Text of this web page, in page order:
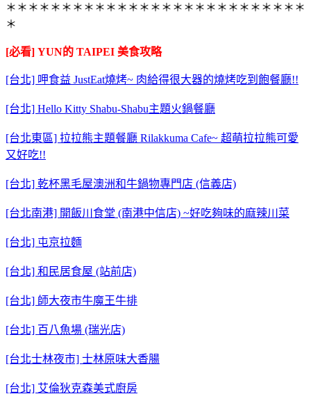
＊＊＊＊＊＊＊＊＊＊＊＊＊＊＊＊＊＊＊＊＊＊＊＊＊＊＊
＊
[必看] YUN的 TAIPEI 美食攻略
[台北] 呷食益 JustEat燒烤~ 肉給得很大器的燒烤吃到飽餐廳!!
[台北] Hello Kitty Shabu-Shabu主題火鍋餐廳
[台北東區] 拉拉熊主題餐廳 Rilakkuma Cafe~ 超萌拉拉熊可愛
又好吃!!
[台北] 乾杯黑毛屋澳洲和牛鍋物專門店 (信義店)
[台北南港] 開飯川食堂 (南港中信店) ~好吃夠味的麻辣川菜
[台北] 屯京拉麵
[台北] 和民居食屋 (站前店)
[台北] 師大夜市牛魔王牛排
[台北] 百八魚場 (瑞光店)
[台北士林夜市] 士林原味大香腸
[台北] 艾倫狄克森美式廚房